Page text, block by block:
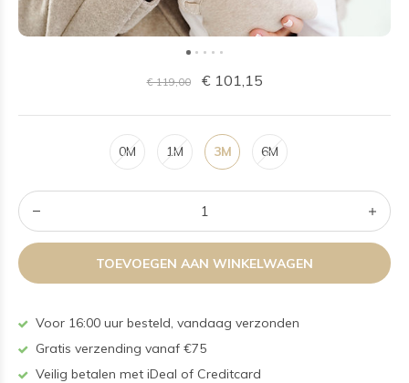
€ 119,00 € 101,15
0M 1M 3M 6M
TOEVOEGEN AAN WINKELWAGEN
Voor 16:00 uur besteld, vandaag verzonden
Gratis verzending vanaf €75
Veilig betalen met iDeal of Creditcard